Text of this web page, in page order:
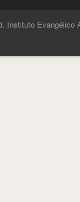
Instituto Evangélico